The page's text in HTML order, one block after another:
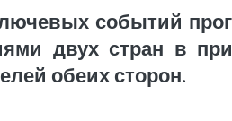
событий
двух стран в
обеих сторон.